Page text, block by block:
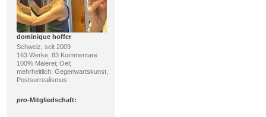
dominique hoffer
Schweiz, seit 2009
163 Werke, 83 Kommentare
100% Malerei; Oel;
mehrheitlich: Gegenwartskunst,
Postsurrealismus
pro-Mitgliedschaft: